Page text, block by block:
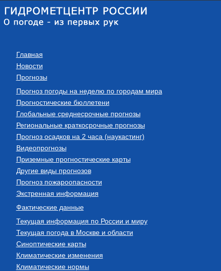
Главная
Новости
Прогнозы
Прогноз погоды на неделю по городам мира
Прогностические бюллетени
Глобальные среднесрочные прогнозы
Региональные краткосрочные прогнозы
Прогноз осадков на 2 часа (наукастинг)
Видеопрогнозы
Приземные прогностические карты
Другие виды прогнозов
Прогноз пожароопасности
Экстренная информация
Фактические данные
Текущая информация по России и миру
Текущая погода в Москве и области
Синоптические карты
Климатические изменения
Климатические нормы